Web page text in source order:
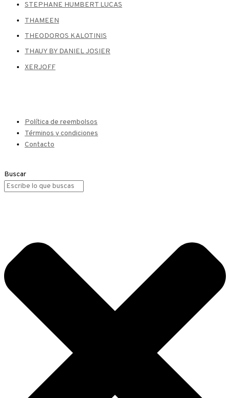
STEPHANE HUMBERT LUCAS
THAMEEN
THEODOROS KALOTINIS
THAUY BY DANIEL JOSIER
XERJOFF
Política de reembolsos
Términos y condiciones
Contacto
Buscar